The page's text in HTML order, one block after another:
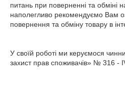
питань при поверненні та обміні
наполегливо рекомендуємо Вам
повернення та обміну товару в
У своїй роботі ми керуємося
захист прав споживачів» № 316 -